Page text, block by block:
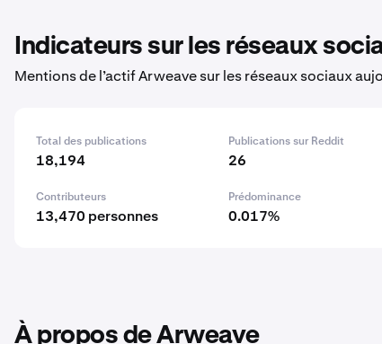
Indicateurs sur les réseaux
Mentions de l’actif Arweave sur les réseaux sociaux
Total des publications
18,194
Publications sur Reddit
26
Contributeurs
13,470 personnes
Prédominance
0.017%
À propos de Arweave